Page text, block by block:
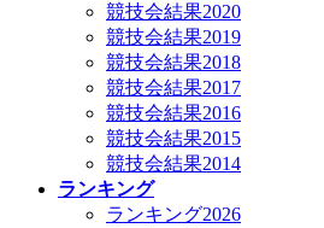
競技会結果2020
競技会結果2019
競技会結果2018
競技会結果2017
競技会結果2016
競技会結果2015
競技会結果2014
ランキング
ランキング2026